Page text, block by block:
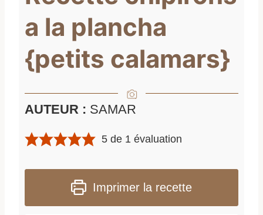
a la plancha
{petits calamars}
AUTEUR : SAMAR
5 de 1 évaluation
Imprimer la recette